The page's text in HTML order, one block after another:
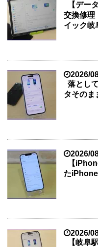
【デー
交換修理
イック岐
2026/
落とし
タそのま
2026/
【
た
2026/
【岐阜